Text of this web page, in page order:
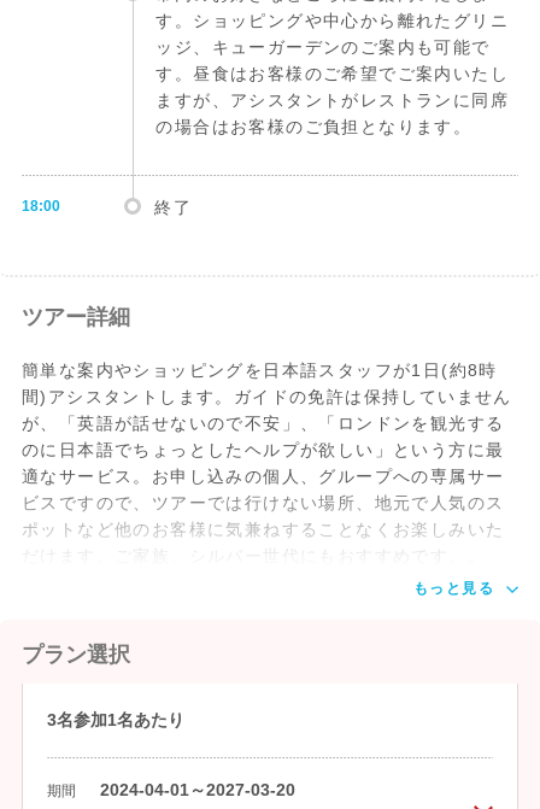
す。ショッピングや中心から離れたグリニ
ッジ、キューガーデンのご案内も可能で
す。昼食はお客様のご希望でご案内いたし
ますが、アシスタントがレストランに同席
の場合はお客様のご負担となります。
18:00 終了
ツアー詳細
簡単な案内やショッピングを日本語スタッフが1日(約8時
間)アシスタントします。ガイドの免許は保持していません
が、「英語が話せないので不安」、「ロンドンを観光する
のに日本語でちょっとしたヘルプが欲しい」という方に最
適なサービス。お申し込みの個人、グループへの専属サー
ビスですので、ツアーでは行けない場所、地元で人気のス
ポットなど他のお客様に気兼ねすることなくお楽しみいた
だけます。ご家族、シルバー世代にもおすすめです。。
もっと見る
プラン選択
3名参加1名あたり
期間 2024-04-01～2027-03-20